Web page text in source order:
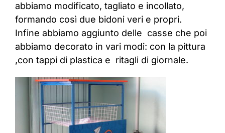
abbiamo modificato, tagliato e incollato,
formando così due bidoni veri e propri.
Infine abbiamo aggiunto delle casse che poi
abbiamo decorato in vari modi: con la pittura
,con tappi di plastica e ritagli di giornale.